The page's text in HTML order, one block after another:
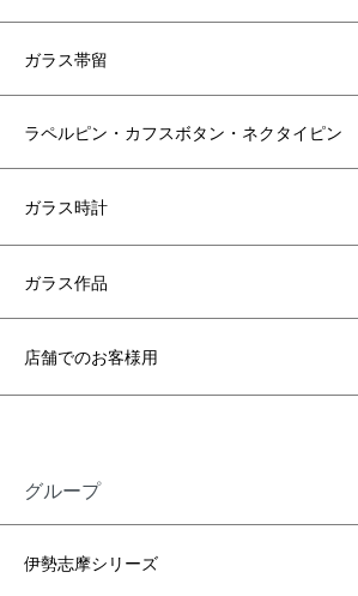
ガラス帯留
ラペルピン・カフスボタン・ネクタイピン
ガラス時計
ガラス作品
店舗でのお客様用
グループ
伊勢志摩シリーズ